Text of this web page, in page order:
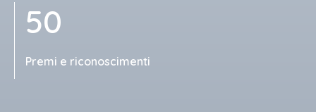
50
Premi e riconoscimenti